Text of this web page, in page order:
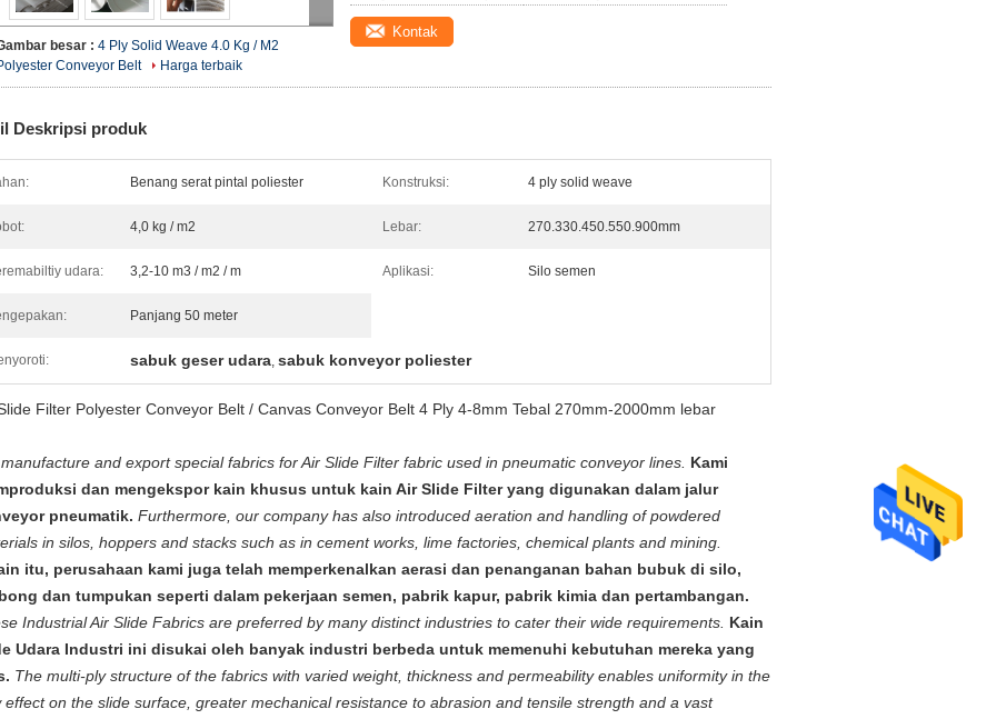
besar : 4 Ply Solid Weave 4.0 Kg / M2
Conveyor Belt
Harga terbaik
Kontak
Deskripsi produk
Benang serat pintal poliester Konstruksi: 4 ply solid weave
4,0 kg / m2 Lebar: 270.330.450.550.900mm
udara: 3,2-10 m3 / m2 / m Aplikasi: Silo semen
Panjang 50 meter
sabuk geser udara, sabuk konveyor poliester
Filter Polyester Conveyor Belt / Canvas Conveyor Belt 4 Ply 4-8mm Tebal 270mm-2000mm lebar
and export special fabrics for Air Slide Filter fabric used in pneumatic conveyor lines. Kami
dan mengekspor kain khusus untuk kain Air Slide Filter yang digunakan dalam jalur
pneumatik. Furthermore, our company has also introduced aeration and handling of powdered
in silos, hoppers and stacks such as in cement works, lime factories, chemical plants and mining.
itu, perusahaan kami juga telah memperkenalkan aerasi dan penanganan bahan bubuk di silo,
dan tumpukan seperti dalam pekerjaan semen, pabrik kapur, pabrik kimia dan pertambangan.
Industrial Air Slide Fabrics are preferred by many distinct industries to cater their wide requirements. Kain
Udara Industri ini disukai oleh banyak industri berbeda untuk memenuhi kebutuhan mereka yang
The multi-ply structure of the fabrics with varied weight, thickness and permeability enables uniformity in the
effect on the slide surface, greater mechanical resistance to abrasion and tensile strength and a vast